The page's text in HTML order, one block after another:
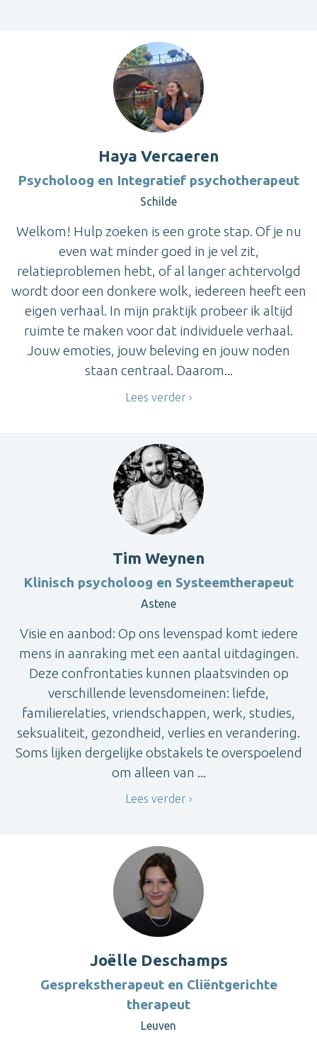
Haya Vercaeren
Psycholoog en Integratief psychotherapeut
Schilde
Welkom! Hulp zoeken is een grote stap. Of je nu
even wat minder goed in je vel zit,
relatieproblemen hebt, of al langer achtervolgd
wordt door een donkere wolk, iedereen heeft een
eigen verhaal. In mijn praktijk probeer ik altijd
ruimte te maken voor dat individuele verhaal.
Jouw emoties, jouw beleving en jouw noden
staan centraal. Daarom...
Lees verder
Tim Weynen
Klinisch psycholoog en Systeemtherapeut
Astene
Visie en aanbod: Op ons levenspad komt iedere
mens in aanraking met een aantal uitdagingen.
Deze confrontaties kunnen plaatsvinden op
verschillende levensdomeinen: liefde,
familierelaties, vriendschappen, werk, studies,
seksualiteit, gezondheid, verlies en verandering.
Soms lijken dergelijke obstakels te overspoelend
om alleen van ...
Lees verder
Joëlle Deschamps
Gesprekstherapeut en Cliëntgerichte
therapeut
Leuven